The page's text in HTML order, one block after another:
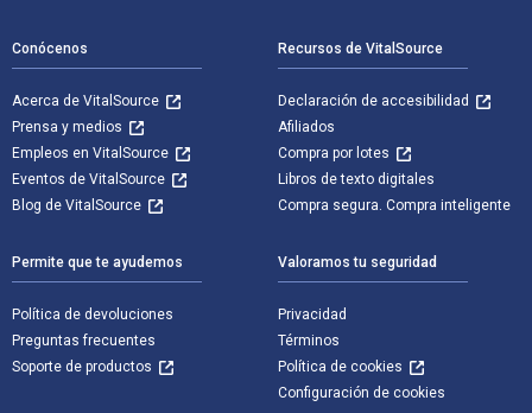
Conócenos
Acerca de VitalSource
Prensa y medios
Empleos en VitalSource
Eventos de VitalSource
Blog de VitalSource
Recursos de VitalSource
Declaración de accesibilidad
Afiliados
Compra por lotes
Libros de texto digitales
Compra segura. Compra inteligente
Permite que te ayudemos
Política de devoluciones
Preguntas frecuentes
Soporte de productos
Valoramos tu seguridad
Privacidad
Términos
Política de cookies
Configuración de cookies